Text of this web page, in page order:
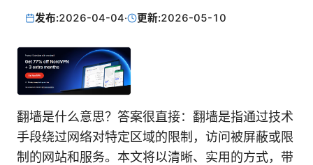
发布:2026-04-04· 更新:2026-05-10
翻墙是什么意思？答案很直接：翻墙是指通过技术
手段绕过网络对特定区域的限制，访问被屏蔽或限
制的网站和服务。本文将以清晰、实用的方式，带